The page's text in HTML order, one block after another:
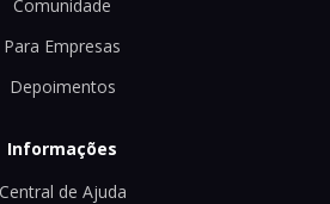
Comunidade
Para Empresas
Depoimentos
Informações
Central de Ajuda